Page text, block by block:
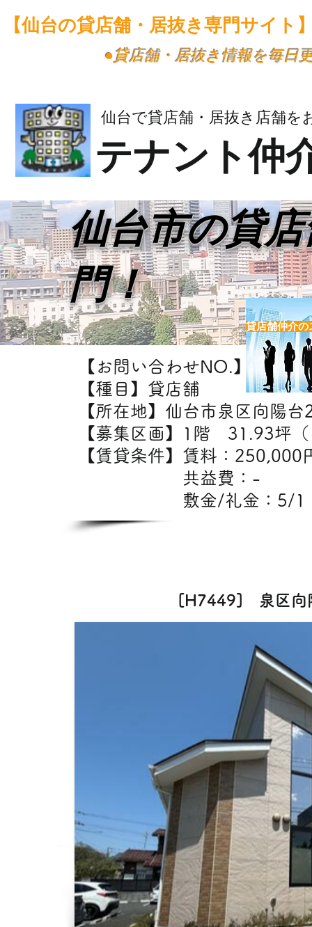
【仙台の貸店舗・居抜き専門サイト
​●貸店舗・居抜き情報を毎日
仙台で貸店舗・居抜き店舗を
テナント仲
【お問い合わせNO.】H7449
【種目】貸店舗
【所在地】仙台市泉区向陽台
【募集区画】1階 31.93坪
【賃貸条件】賃料：
共益費
敷金/礼金：5/1
[H7449] 泉区向
仙台市の貸
門！
貸店舗仲介の